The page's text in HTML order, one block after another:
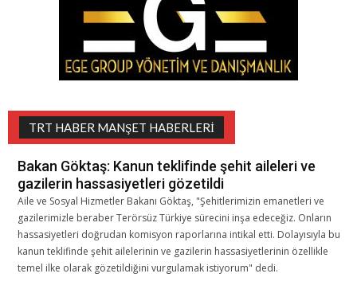
TRT HABER MANŞET HABERLERI
Bakan Göktaş: Kanun teklifinde şehit aileleri ve
gazilerin hassasiyetleri gözetildi
Aile ve Sosyal Hizmetler Bakanı Göktaş, "Şehitlerimizin emanetleri ve
gazilerimizle beraber Terörsüz Türkiye sürecini inşa edeceğiz. Onların
hassasiyetleri doğrudan komisyon raporlarına intikal etti. Dolayısıyla bu
kanun teklifinde şehit ailelerinin ve gazilerin hassasiyetlerinin özellikle
temel ilke olarak gözetildiğini vurgulamak istiyorum" dedi.